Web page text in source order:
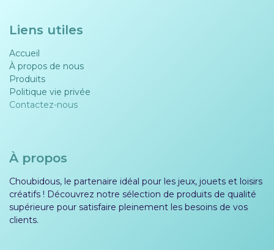
Liens utiles
Accueil
À propos de nous
Produits
Politique vie privée​​
Contactez-nous
À propos
Choubidous, le partenaire idéal pour les jeux, jouets et loisirs
créatifs ! Découvrez notre sélection de produits de qualité
supérieure pour satisfaire pleinement les besoins de vos
clients.